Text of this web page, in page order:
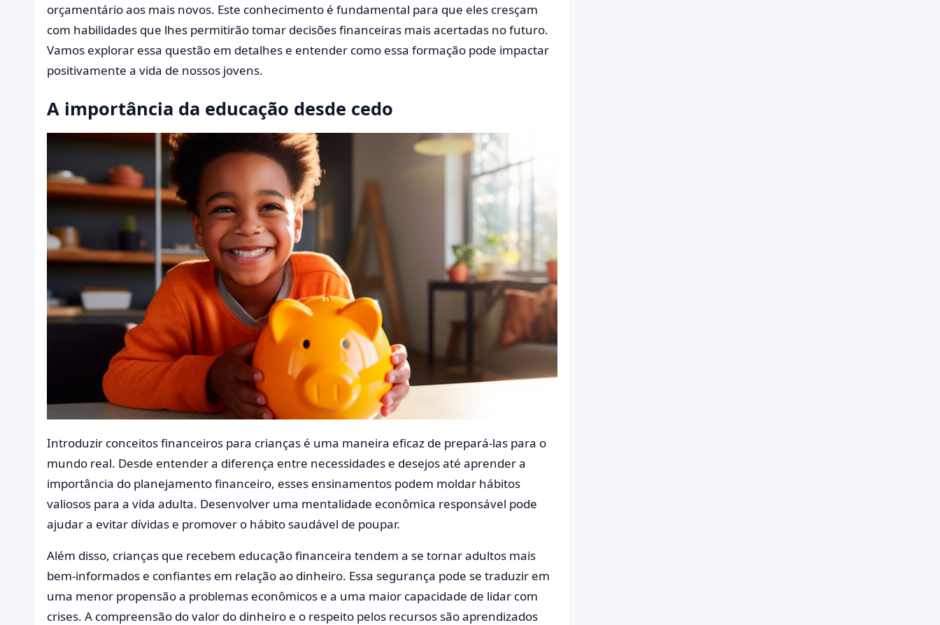
orçamentário aos mais novos. Este conhecimento é fundamental para que eles cresçam
com habilidades que lhes permitirão tomar decisões financeiras mais acertadas no futuro.
Vamos explorar essa questão em detalhes e entender como essa formação pode impactar
positivamente a vida de nossos jovens.
A importância da educação desde cedo
Introduzir conceitos financeiros para crianças é uma maneira eficaz de prepará-las para o
mundo real. Desde entender a diferença entre necessidades e desejos até aprender a
importância do planejamento financeiro, esses ensinamentos podem moldar hábitos
valiosos para a vida adulta. Desenvolver uma mentalidade econômica responsável pode
ajudar a evitar dívidas e promover o hábito saudável de poupar.
Além disso, crianças que recebem educação financeira tendem a se tornar adultos mais
bem-informados e confiantes em relação ao dinheiro. Essa segurança pode se traduzir em
uma menor propensão a problemas econômicos e a uma maior capacidade de lidar com
crises. A compreensão do valor do dinheiro e o respeito pelos recursos são aprendizados